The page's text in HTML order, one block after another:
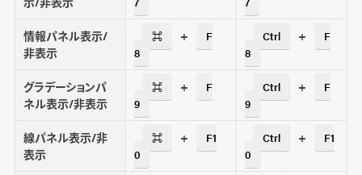
情報パネル表示/
非表示
⌘ +
F
8
Ctrl +
F
8
グラデーションパ
ネル表示/非表示
⌘ +
F
9
Ctrl +
F
9
線パネル表示/非
表示
⌘ +
F1
0
Ctrl +
F1
0